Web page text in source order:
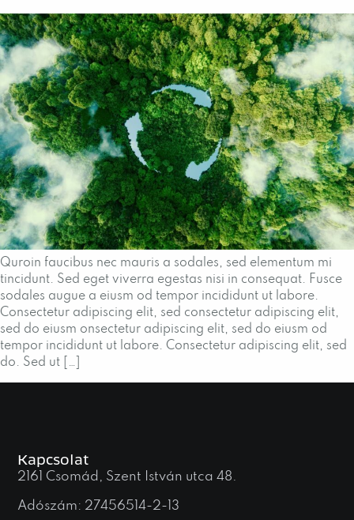
Quroin faucibus nec mauris a sodales, sed elementum mi
tincidunt. Sed eget viverra egestas nisi in consequat. Fusce
sodales augue a eiusm od tempor incididunt ut labore.
Consectetur adipiscing elit, sed consectetur adipiscing elit,
sed do eiusm onsectetur adipiscing elit, sed do eiusm od
tempor incididunt ut labore. Consectetur adipiscing elit, sed
do. Sed ut […]
Kapcsolat
2161 Csomád, Szent István utca 48.
Adószám: 27456514-2-13